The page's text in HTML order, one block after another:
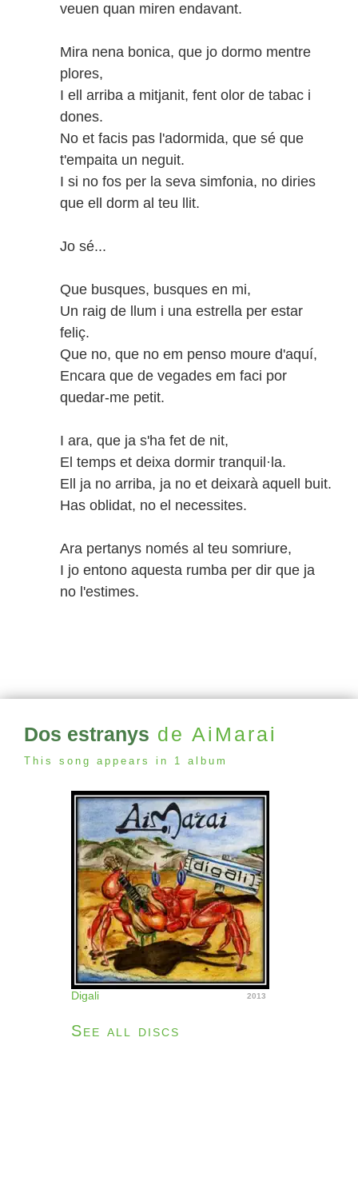
veuen quan miren endavant.
Mira nena bonica, que jo dormo mentre
plores,
I ell arriba a mitjanit, fent olor de tabac i
dones.
No et facis pas l'adormida, que sé que
t'empaita un neguit.
I si no fos per la seva simfonia, no diries
que ell dorm al teu llit.
Jo sé...
Que busques, busques en mi,
Un raig de llum i una estrella per estar
feliç.
Que no, que no em penso moure d'aquí,
Encara que de vegades em faci por
quedar-me petit.
I ara, que ja s'ha fet de nit,
El temps et deixa dormir tranquil·la.
Ell ja no arriba, ja no et deixarà aquell buit.
Has oblidat, no el necessites.
Ara pertanys només al teu somriure,
I jo entono aquesta rumba per dir que ja
no l'estimes.
Dos estranys de AiMarai
This song appears in 1 album
Digali 2013
See all discs